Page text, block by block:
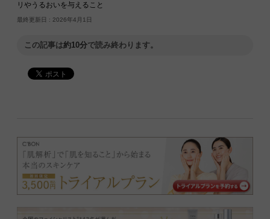
リやうるおいを与えること
最終更新日 : 2026年4月1日
この記事は約10分で読み終わります。